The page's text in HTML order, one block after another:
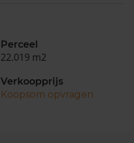
Perceel
22.019 m2
Verkoopprijs
Koopsom opvragen